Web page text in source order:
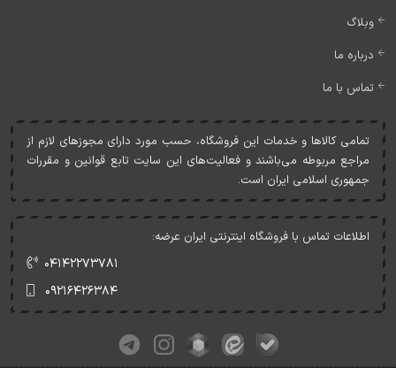
وبلاگ
درباره ما
تماس با ما
تمامی کالاها و خدمات اين فروشگاه، حسب مورد دارای مجوزهای لازم از
مراجع مربوطه می‌باشند و فعاليت‌های اين سايت تابع قوانين و مقررات
جمهوری اسلامی ايران است.
اطلاعات تماس با فروشگاه اینترنتی ایران عرضه:
۰۴۱۴۲۲۷۳۷۸۱
۰۹۲۱۶۴۲۶۳۸۴